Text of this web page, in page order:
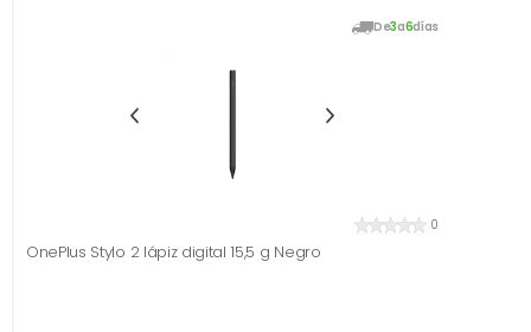
De3a6días
0
OnePlus Stylo 2 lápiz digital 15,5 g Negro